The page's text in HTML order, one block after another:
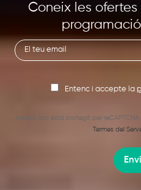
Coneix les
Entenc i accepte la
Aquest lloc està protegit per reCAPTCHA
Termes del